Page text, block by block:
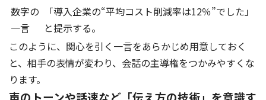
数字の
一言
「導入企業の“平均コスト削減率は12％”でした」
と提示する。
このように、関心を引く一言をあらかじめ用意しておく
と、相手の表情が変わり、会話の主導権をつかみやすくな
ります。
声のトーンや話速など「伝え方の技術」を意識す